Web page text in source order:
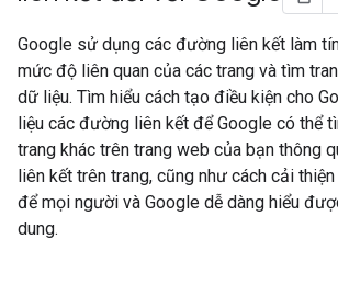
Google sử dụng các đường liên kết làm
mức độ liên quan của các trang và tìm
dữ liệu. Tìm hiểu cách tạo điều kiện cho
liệu các đường liên kết để Google có thể
trang khác trên trang web của bạn thông
liên kết trên trang, cũng như cách cải
để mọi người và Google dễ dàng hiểu
dung.